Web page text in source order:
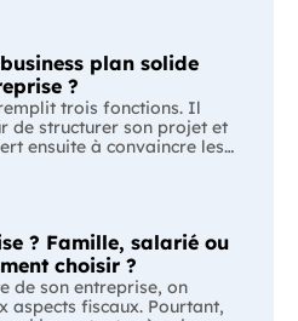
une obligation
Cette obligation
commerce ou la cession
société. Le délai
de l'entreprise. Les
uniquement
opérations de cession.
votre fonds de commerce
ou des actions de
plan solide
?
trois fonctions. Il
de structurer son projet et
ensuite à convaincre les
de l'accompagner.
comptes de
l'entreprise évoluera
C'est un document
votre projet et convaincre
? Famille, salarié ou
choisir ?
de son entreprise, on
aspects fiscaux. Pourtant,